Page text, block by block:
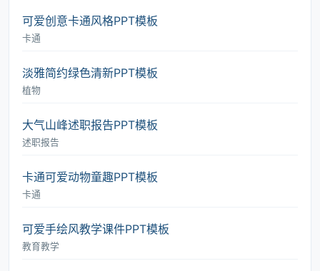
可爱创意卡通风格PPT模板
卡通
淡雅简约绿色清新PPT模板
植物
大气山峰述职报告PPT模板
述职报告
卡通可爱动物童趣PPT模板
卡通
可爱手绘风教学课件PPT模板
教育教学